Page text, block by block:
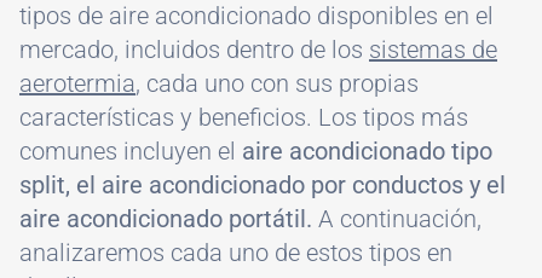
tipos de aire acondicionado disponibles en el
mercado, incluidos dentro de los sistemas de
aerotermia, cada uno con sus propias
características y beneficios. Los tipos más
comunes incluyen el aire acondicionado tipo
split, el aire acondicionado por conductos y el
aire acondicionado portátil. A continuación,
analizaremos cada uno de estos tipos en